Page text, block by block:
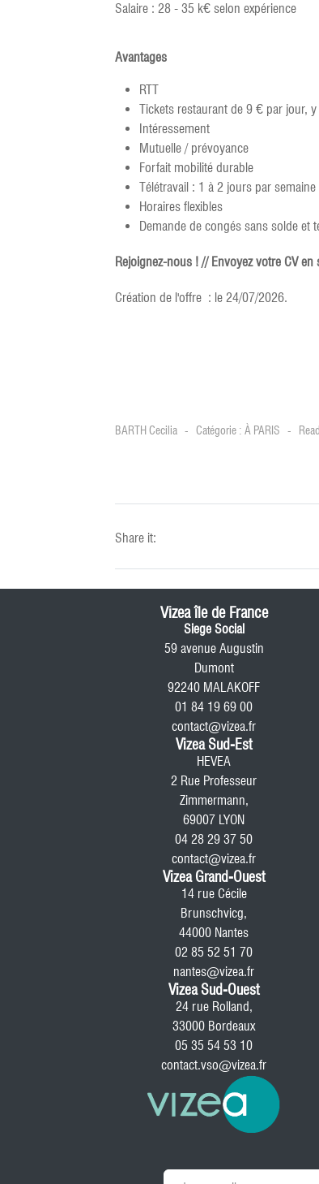
Salaire : 28 - 35 k€ selon expérience
Avantages
RTT
Tickets restaurant de 9 € par jour,
Intéressement
Mutuelle / prévoyance
Forfait mobilité durable
Télétravail : 1 à 2 jours par semaine
Horaires flexibles
Demande de congés sans solde et
Rejoignez-nous ! // Envoyez votre CV en
Création de l'offre : le 24/07/2026.
BARTH Cecilia Catégorie : À PARIS
Share it:
Vizea île de France
Siege Social
59 avenue Augustin
Dumont
92240 MALAKOFF
01 84 19 69 00
contact@vizea.fr
Vizea Sud-Est
HEVEA
2 Rue Professeur
Zimmermann,
69007 LYON
04 28 29 37 50
contact@vizea.fr
Vizea Grand-Ouest
14 rue Cécile
Brunschvicg,
44000 Nantes
02 85 52 51 70
nantes@vizea.fr
Vizea Sud-Ouest
24 rue Rolland,
33000 Bordeaux
05 35 54 53 10
contact.vso@vizea.fr